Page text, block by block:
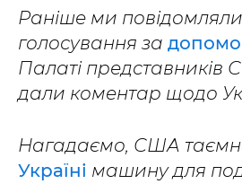
Раніше ми
голосування за
Палаті представників
дали коментар щодо
Нагадаємо, США
Україні машину для